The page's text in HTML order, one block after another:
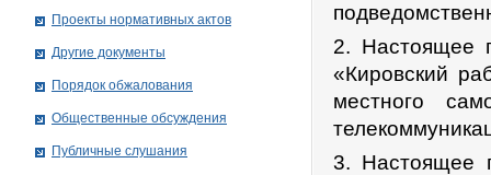
2. Настоящее
«Кировский
местного
3. Настоящее
Проекты нормативных актов
Другие документы
Порядок обжалования
Общественные обсуждения
Публичные слушания